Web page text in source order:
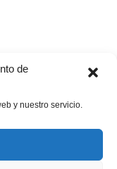
de
y nuestro servicio.